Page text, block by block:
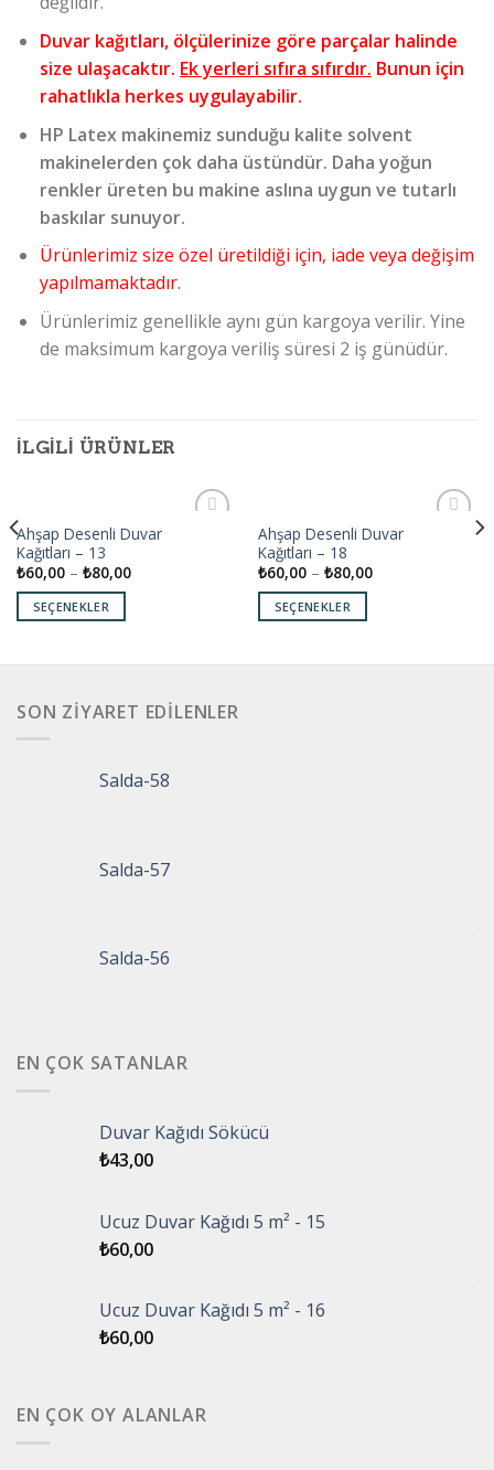
Duvar kağıtları, ölçülerinize göre parçalar halinde
size ulaşacaktır. Ek yerleri sıfıra sıfırdır. Bunun için
rahatlıkla herkes uygulayabilir.
HP Latex makinemiz sunduğu kalite solvent
makinelerden çok daha üstündür. Daha yoğun
renkler üreten bu makine aslına uygun ve tutarlı
baskılar sunuyor.
Ürünlerimiz size özel üretildiği için, iade veya değişim
yapılmamaktadır.
Ürünlerimiz genellikle aynı gün kargoya verilir. Yine
de maksimum kargoya veriliş süresi 2 iş günüdür.
İLGILI ÜRÜNLER
Ahşap Desenli Duvar
Kağıtları – 13
₺60,00– ₺80,00
SEÇENEKLER
Ahşap Desenli Duvar
Kağıtları – 18
₺60,00– ₺80,00
SEÇENEKLER
SON ZIYARET EDILENLER
Salda-58
Salda-57
Salda-56
EN ÇOK SATANLAR
Duvar Kağıdı Sökücü
₺43,00
Ucuz Duvar Kağıdı 5 m² - 15
₺60,00
Ucuz Duvar Kağıdı 5 m² - 16
₺60,00
EN ÇOK OY ALANLAR